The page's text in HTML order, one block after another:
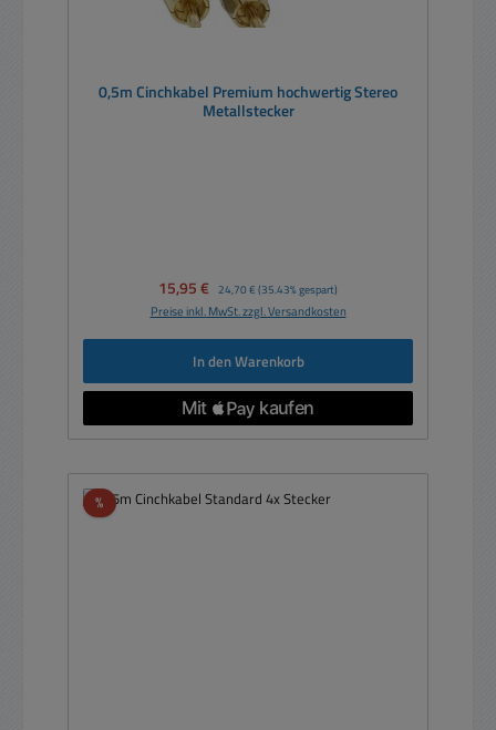
0,5m Cinchkabel Premium hochwertig Stereo
Metallstecker
Verkaufspreis:
15,95 € Regulärer Preis:
24,70 € (35.43% gespart)
Preise inkl. MwSt. zzgl. Versandkosten
In den Warenkorb
%Rabatt